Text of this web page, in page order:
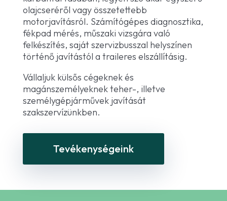
olajcseréről vagy összetettebb
motorjavításról. Számítógépes diagnosztika,
fékpad mérés, műszaki vizsgára való
felkészítés, saját szervizbusszal helyszínen
történő javítástól a traileres elszállításig.
Vállaljuk külsős cégeknek és
magánszemélyeknek teher-, illetve
személygépjárművek javítását
szakszervízünkben.
Tevékenységeink